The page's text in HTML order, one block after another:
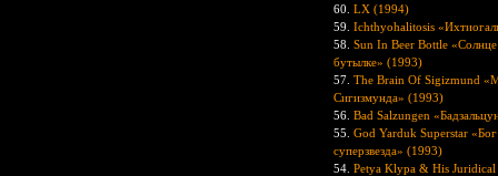
60. LX (1994)
59. Ichthyohalitosis
58. Sun In Beer Bottle
бутылке» (1993)
57. The Brain Of Sigizmund
Сигизмунда» (1993)
56. Bad Salzungen
55. God Yarduk Superstar
суперзвезда» (1993)
54. Petya Klypa & His Juridical